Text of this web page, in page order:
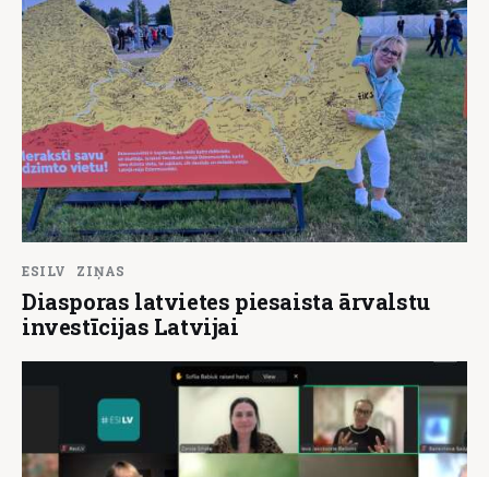
ESILV ZIŅAS
Diasporas latvietes piesaista ārvalstu
investīcijas Latvijai